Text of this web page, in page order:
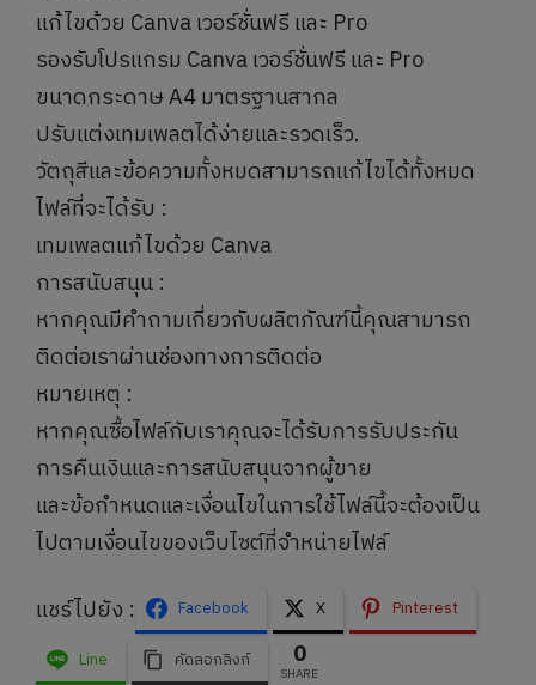
แก้ไขด้วย Canva เวอร์ชั่นฟรี และ Pro
รองรับโปรแกรม Canva เวอร์ชั่นฟรี และ Pro
ขนาดกระดาษ A4 มาตรฐานสากล
ปรับแต่งเทมเพลตได้ง่ายและรวดเร็ว.
วัตถุสีและข้อความทั้งหมดสามารถแก้ไขได้ทั้งหมด
ไฟล์ที่จะได้รับ :
เทมเพลตแก้ไขด้วย Canva
การสนับสนุน :
หากคุณมีคำถามเกี่ยวกับผลิตภัณฑ์นี้คุณสามารถ
ติดต่อเราผ่านช่องทางการติดต่อ
หมายเหตุ :
หากคุณซื้อไฟล์กับเราคุณจะได้รับการรับประกัน
การคืนเงินและการสนับสนุนจากผู้ขาย
และข้อกำหนดและเงื่อนไขในการใช้ไฟล์นี้จะต้องเป็น
ไปตามเงื่อนไขของเว็บไซต์ที่จำหน่ายไฟล์
แชร์ไปยัง :
Facebook X
Pinterest
Line
คัดลอกลิงก์ 0
SHARE